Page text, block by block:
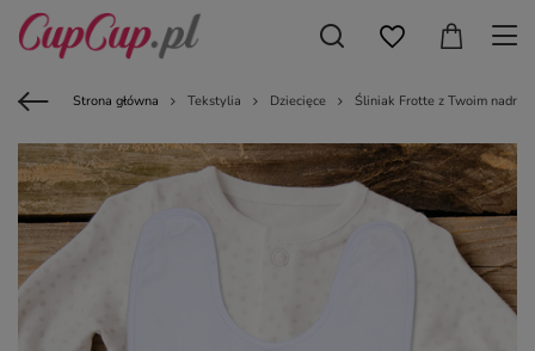
Strona główna Tekstylia Dziecięce Śliniak Frotte z Twoim